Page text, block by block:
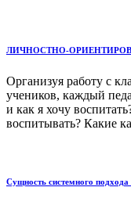
ЛИЧНОСТНО-
Организуя работу с
учеников, каждый
и как я хочу
воспитывать? Какие
Сущность системного